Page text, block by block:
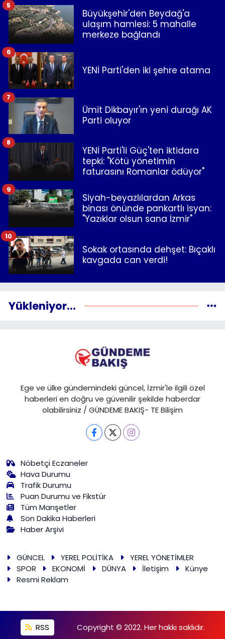
Büyükşehir'den Beydağ'a
ulaşım hamlesi: 5 mahalle
merkeze bağlandı
5
YENİ Parti'den iki şehre atama
6
Ümit Dikbayır'ın yeni durağı AK
Parti oluyor
7
YENİ Parti'li Güç'ten iktidara
tepki: "Kötü yönetimin
faturasını Romanlar ödüyor"
8
Siyah-beyazlılardan Arkas
binası önünde pankartlı isyan:
"Yazıklar olsun sana İzmir"
9
Sokak ortasında dehşet: Bıçaklı
kavgada can verdi!
10
Yükleniyor...
Ege ve ülke gündemindeki güncel, İzmir'le ilgili özel
haberleri en doğru ve güvenilir şekilde haberdar
olabilirsiniz / GÜNDEME BAKIŞ- TE Bilişim
Nöbetçi Eczaneler
Hava Durumu
Trafik Durumu
Puan Durumu ve Fikstür
Tüm Manşetler
Son Dakika Haberleri
Haber Arşivi
GÜNCEL YEREL POLİTİKA
YEREL YÖNETİMLER
SPOR
EKONOMİ DÜNYA İletişim
Künye
Resmi Reklam
RSS Copyright © 2022. Her hakkı saklıdır.